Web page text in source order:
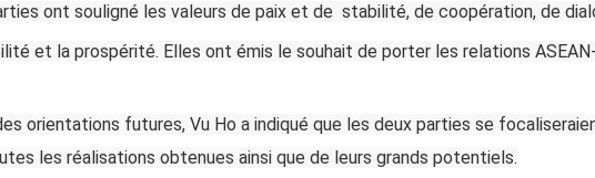
ont souligné les valeurs de paix et de stabilité, de coopération, de
et la prospérité. Elles ont émis le souhait de porter les relations ASEAN-
orientations futures, Vu Ho a indiqué que les deux parties se
les réalisations obtenues ainsi que de leurs grands potentiels.